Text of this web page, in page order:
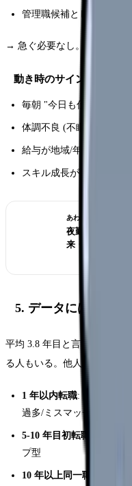
管理職候補として育成さ
→ 急ぐ必要なし。目的なき転
動き時のサイン
毎朝 "今日も仕事か" と憂
体調不良 (不眠/食欲不振/
給与が地域/年代平均より
スキル成長が頭打ちと自覚
あわせて読みたい
夜勤がきつい看
来・訪問看護の
5. データには出ない
平均 3.8 年目と言っても、1
る人もいる。他人比較より "
1 年以内転職: 全体の約
過多/ミスマッチ)
5-10 年目初転職
: 全体の
プ型
10 年以上同一職場
: 全体